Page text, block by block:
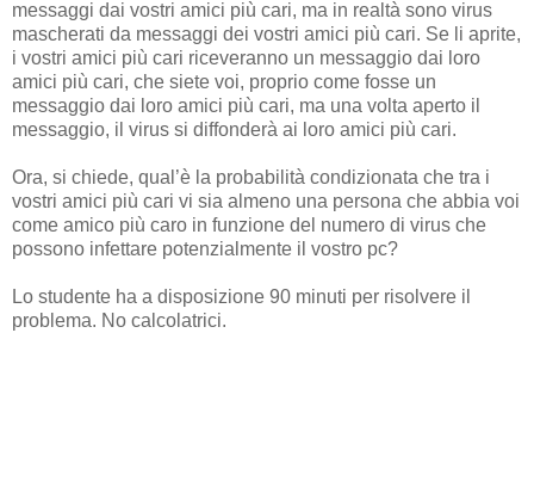
messaggi dai vostri amici più cari, ma in realtà sono virus
mascherati da messaggi dei vostri amici più cari. Se li aprite,
i vostri amici più cari riceveranno un messaggio dai loro
amici più cari, che siete voi, proprio come fosse un
messaggio dai loro amici più cari, ma una volta aperto il
messaggio, il virus si diffonderà ai loro amici più cari.
Ora, si chiede, qual’è la probabilità condizionata che tra i
vostri amici più cari vi sia almeno una persona che abbia voi
come amico più caro in funzione del numero di virus che
possono infettare potenzialmente il vostro pc?
Lo studente ha a disposizione 90 minuti per risolvere il
problema. No calcolatrici.